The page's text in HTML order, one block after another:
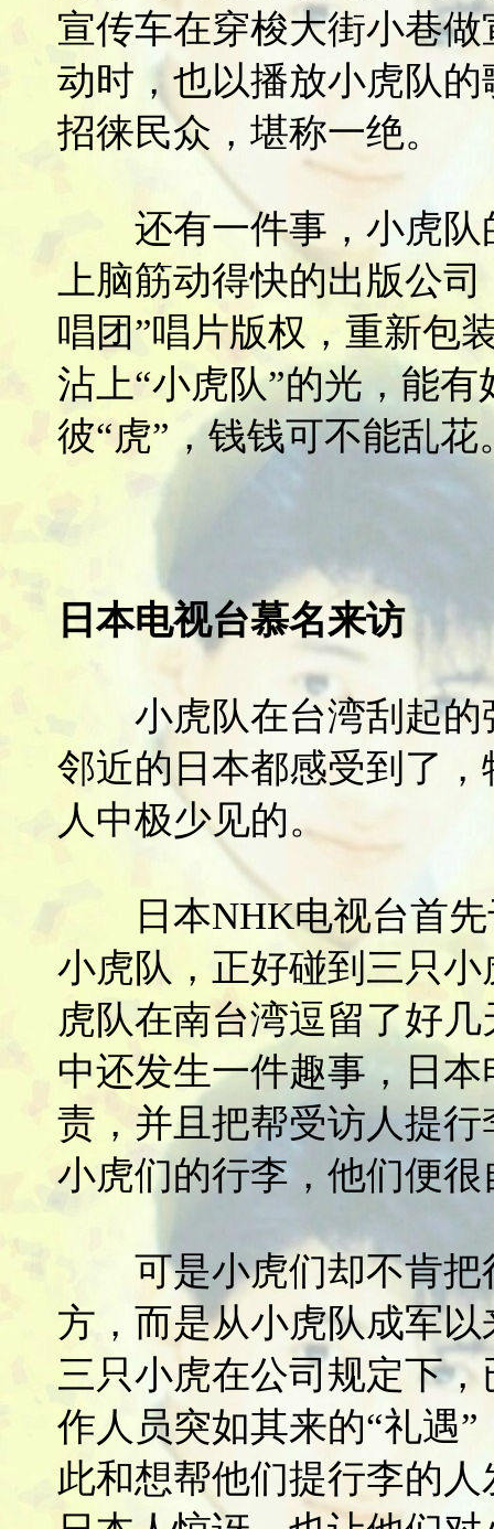
宣传车在穿梭大街小巷做
动时，也以播放小虎队的
招徕民众，堪称一绝。
还有一件事，小虎队
上脑筋动得快的出版公
唱团”唱片版权，重新包
沾上“小虎队”的光，能
彼“虎”，钱钱可不能乱花
日本电视台慕名来访
小虎队在台湾刮起的
邻近的日本都感受到了
人中极少见的。
日本NHK电视台首先
小虎队，正好碰到三只
虎队在南台湾逗留了好
中还发生一件趣事，日
责，并且把帮受访人提
小虎们的行李，他们便
可是小虎们却不肯把
方，而是从小虎队成军
三只小虎在公司规定下
作人员突如其来的“礼遇
此和想帮他们提行李的